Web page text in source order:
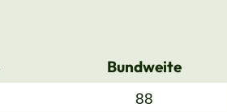
Bundweite
88